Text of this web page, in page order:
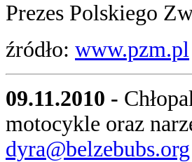
Prezes Polskiego
źródło: www.pzm.pl
09.11.2010 -
motocykle oraz
dyra@belzebubs.org